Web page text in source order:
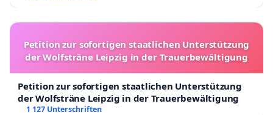
Petition zur sofortigen staatlichen Unterstützung
der Wolfsträne Leipzig in der Trauerbewältigung
Petition zur sofortigen staatlichen Unterstützung
der Wolfsträne Leipzig in der Trauerbewältigung
1 127 Unterschriften